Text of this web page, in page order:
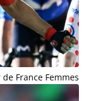
France Femmes